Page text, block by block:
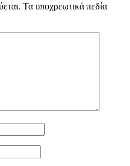
Τα υποχρεωτικά πεδία